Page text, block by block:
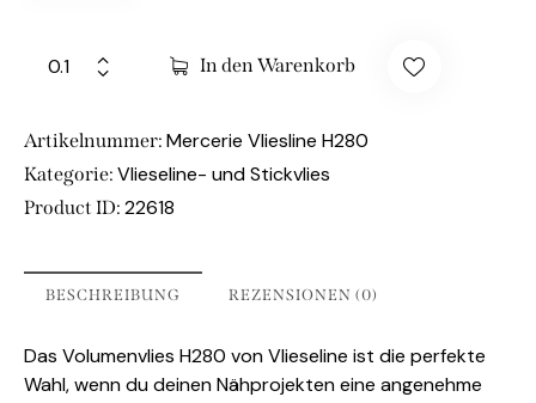
In den Warenkorb
Artikelnummer: Mercerie Vliesline H280
Kategorie: Vlieseline- und Stickvlies
Product ID: 22618
BESCHREIBUNG REZENSIONEN (0)
Das Volumenvlies H280 von Vlieseline ist die perfekte
Wahl, wenn du deinen Nähprojekten eine angenehme